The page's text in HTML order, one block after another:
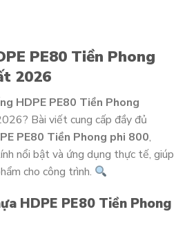
PE80 Tiền Phong
2026
HDPE PE80 Tiền Phong
Bài viết cung cấp đầy đủ
PE80 Tiền Phong phi 800,
nổi bật và ứng dụng thực tế, giúp
cho công trình.
HDPE PE80 Tiền Phong